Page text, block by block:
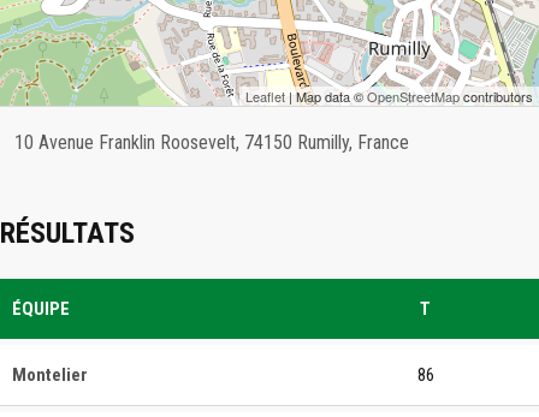
Leaflet | Map data ©OpenStreetMapcontributors
10 Avenue Franklin Roosevelt, 74150 Rumilly, France
RÉSULTATS
ÉQUIPE T
Montelier 86